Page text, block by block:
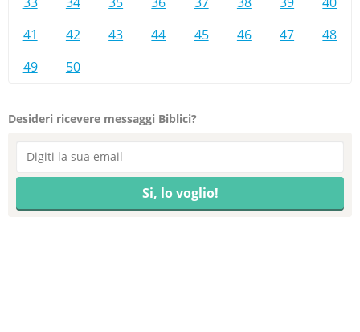
41
42 43 44 45 46 47
48
49
50
Desideri ricevere messaggi Biblici?